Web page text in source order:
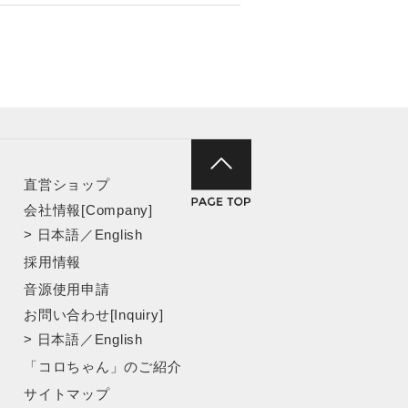
直営ショップ
会社情報[Company]
> 日本語 ／ English
採用情報
音源使用申請
お問い合わせ[Inquiry]
> 日本語 ／ English
「コロちゃん」のご紹介
サイトマップ